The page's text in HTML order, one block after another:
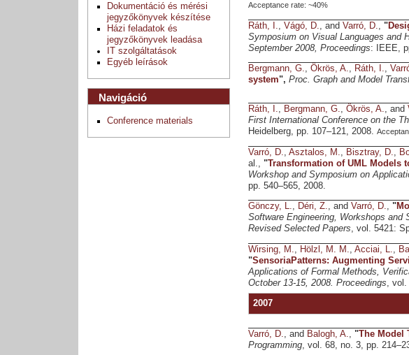
Acceptance rate: ~40%
Ráth, I. Vágó, D. , and Varró, D. "
Symposium on Visual Languages and
September 2008, Proceedings: IEEE,
Bergmann, G., Ökrös, A., Ráth, I.,
system", Proc. Graph and Model
Ráth, I., Bergmann, G., Ökrös, A., and
First International Conference on the
Heidelberg, pp. 107–121, 2008.
Varró, D. Asztalos, M. Bisztray, D.
al., "Transformation of UML Models
Workshop and Symposium on
pp. 540–565, 2008.
Gönczy, L., Déri, Z., and Varró, D., "
Software Engineering, Workshops and
Revised Selected Papers, vol. 5421:
Wirsing, M. Hölzl, M. M. Acciai, L.
"SensoriaPatterns: Augmenting
Applications of Formal Methods,
October 13-15, 2008. Proceedings ,
2007
Varró, D. , and Balogh, A. "The Model
Programming, vol. 68, no. 3, pp.
Dokumentáció és mérési
jegyzőkönyvek készítése
Házi feladatok és
jegyzőkönyvek leadása
IT szolgáltatások
Egyéb leírások
Navigáció
Conference materials